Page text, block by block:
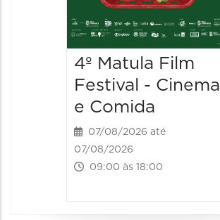
4º Matula Film
Festival - Cinema
e Comida
07/08/2026 até
07/08/2026
09:00 às 18:00